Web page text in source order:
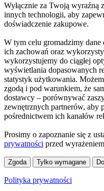
Wyłącznie za Twoją
innych technologii, aby
doświadczenie zakupowe.
W tym celu gromadzimy
ich zachowań oraz
wykorzystujemy do ciągłej
wyświetlania dopasowanych
statystyk użytkowania.
zgodą i pod warunkiem, że
dostawcy – porównywać
zewnętrznych partnerów, aby
pośrednictwem ich kanałów
Prosimy o zapoznanie się z
prywatności przed
Zgoda Tylko wymagane
Polityka prywatności